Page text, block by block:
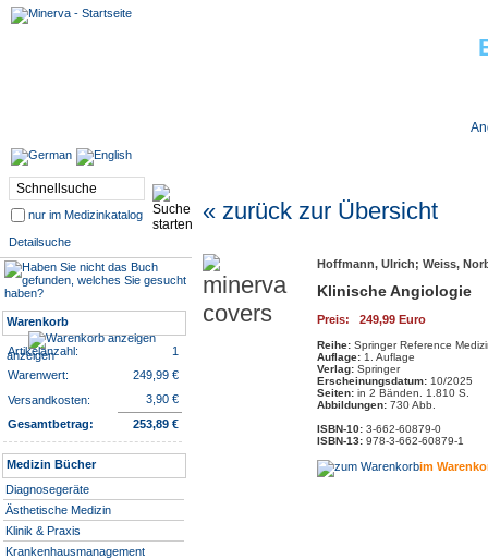
nur im Medizinkatalog
Detailsuche
Warenkorb
anzeigen
Artikelanzahl:
1
Warenwert:
249,99 €
Versandkosten:
3,90 €
Gesamtbetrag:
253,89 €
Medizin Bücher
Diagnosegeräte
Ästhetische Medizin
Klinik & Praxis
Krankenhausmanagement
« zurück zur Übersicht
Hoffmann, Ulrich; Weiss,
Klinische Angiologie
Preis: 249,99 Euro
Reihe: Springer Reference
Auflage: 1. Auflage
Verlag: Springer
Erscheinungsdatum: 10/2025
Seiten: in 2 Bänden. 1.810 S.
Abbildungen: 730 Abb.
ISBN-10: 3-662-60879-0
ISBN-13: 978-3-662-60879-1
im